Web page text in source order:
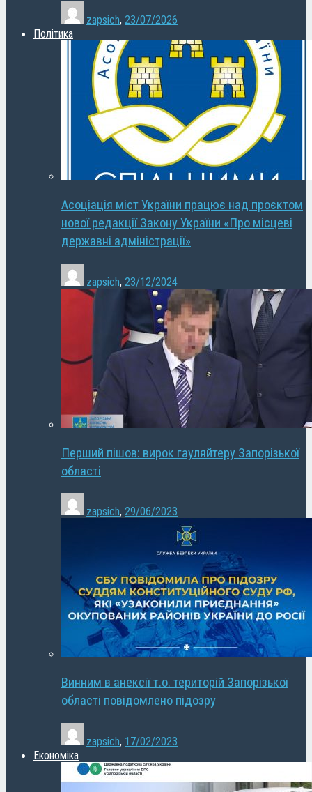
zapsich, 23/07/2026
Політика
Асоціація міст України працює над проєктом
нової редакції Закону України «Про місцеві
державні адміністрації»
zapsich, 23/12/2024
Перший пішов: вирок гауляйтеру Запорізької
області
zapsich, 29/06/2023
Винним в анексії т.о. територій Запорізької
області повідомлено підозру
zapsich, 17/02/2023
Економіка